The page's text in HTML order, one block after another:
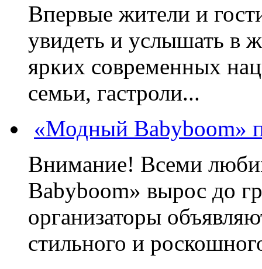
Впервые жители и
увидеть и услышать в
ярких современных
семьи, гастроли...
«Модный Babyboom»
Внимание! Всеми
Babyboom» вырос до
организаторы
стильного и